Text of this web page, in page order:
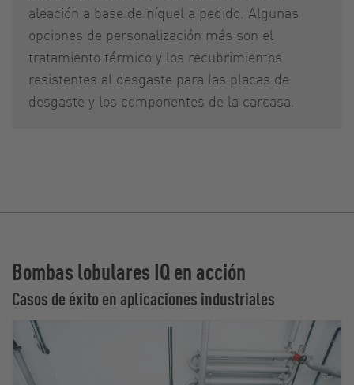
aleación a base de níquel a pedido. Algunas
opciones de personalización más son el
tratamiento térmico y los recubrimientos
resistentes al desgaste para las placas de
desgaste y los componentes de la carcasa.
Bombas lobulares IQ en acción
Casos de éxito en aplicaciones industriales